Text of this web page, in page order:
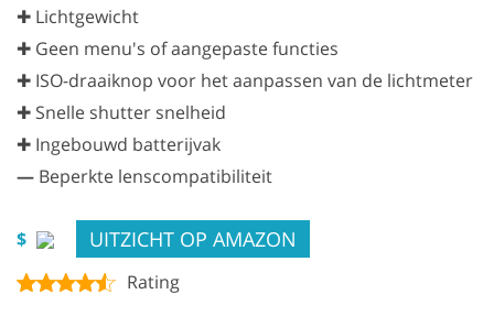
✚ Lichtgewicht
✚ Geen menu's of aangepaste functies
✚ ISO-draaiknop voor het aanpassen van de lichtmeter
✚ Snelle shutter snelheid
✚ Ingebouwd batterijvak
— Beperkte lenscompatibiliteit
$ UITZICHT OP AMAZON
Rating